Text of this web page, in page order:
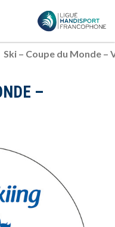
Ski – Coupe du Monde –
–